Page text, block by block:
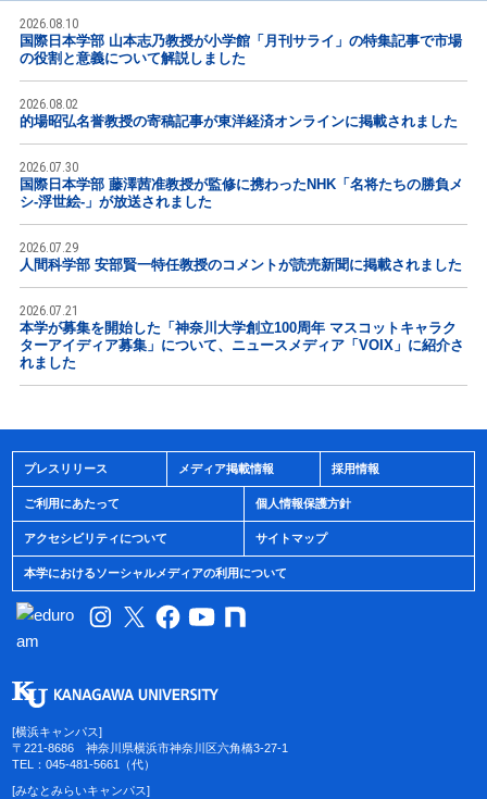
2026.08.10
国際日本学部 山本志乃教授が小学館「月刊サライ」の特集記事で市場
の役割と意義について解説しました
2026.08.02
的場昭弘名誉教授の寄稿記事が東洋経済オンラインに掲載されました
2026.07.30
国際日本学部 藤澤茜准教授が監修に携わったNHK「名将たちの勝負メ
シ-浮世絵-」が放送されました
2026.07.29
人間科学部 安部賢一特任教授のコメントが読売新聞に掲載されました
2026.07.21
本学が募集を開始した「神奈川大学創立100周年 マスコットキャラク
ターアイディア募集」について、ニュースメディア「VOIX」に紹介さ
れました
プレスリリース メディア掲載情報 採用情報
ご利用にあたって 個人情報保護方針
アクセシビリティについて サイトマップ
本学におけるソーシャルメディアの利用について
[横浜キャンパス]
〒221-8686 神奈川県横浜市神奈川区六角橋3-27-1
TEL：045-481-5661（代）
[みなとみらいキャンパス]